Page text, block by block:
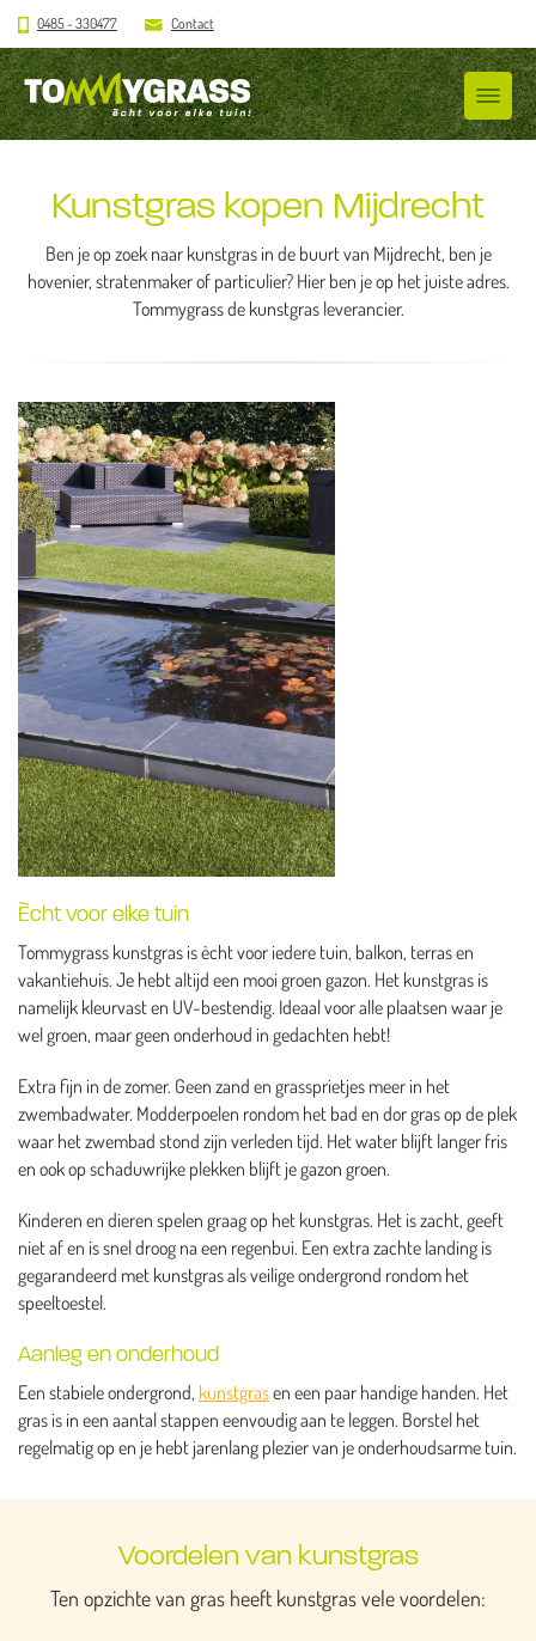
0485 - 330477 Contact
Kunstgras kopen Mijdrecht
Ben je op zoek naar kunstgras in de buurt van Mijdrecht, ben je
hovenier, stratenmaker of particulier? Hier ben je op het juiste adres.
Tommygrass de kunstgras leverancier.
Ècht voor elke tuin
Tommygrass kunstgras is ècht voor iedere tuin, balkon, terras en
vakantiehuis. Je hebt altijd een mooi groen gazon. Het kunstgras is
namelijk kleurvast en UV-bestendig. Ideaal voor alle plaatsen waar je
wel groen, maar geen onderhoud in gedachten hebt!
Extra fijn in de zomer. Geen zand en grassprietjes meer in het
zwembadwater. Modderpoelen rondom het bad en dor gras op de plek
waar het zwembad stond zijn verleden tijd. Het water blijft langer fris
en ook op schaduwrijke plekken blijft je gazon groen.
Kinderen en dieren spelen graag op het kunstgras. Het is zacht, geeft
niet af en is snel droog na een regenbui. Een extra zachte landing is
gegarandeerd met kunstgras als veilige ondergrond rondom het
speeltoestel.
Aanleg en onderhoud
Een stabiele ondergrond, kunstgrasen een paar handige handen. Het
gras is in een aantal stappen eenvoudig aan te leggen. Borstel het
regelmatig op en je hebt jarenlang plezier van je onderhoudsarme tuin.
Voordelen van kunstgras
Ten opzichte van gras heeft kunstgras vele voordelen: